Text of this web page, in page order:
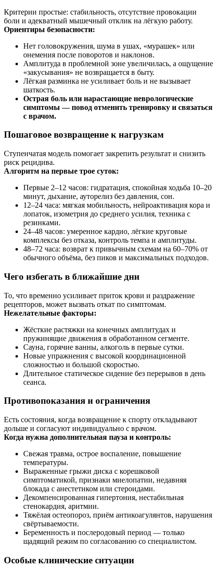
Критерии простые: стабильность, отсутствие провокации
боли и адекватный мышечный отклик на лёгкую работу.
Ориентиры безопасности:
Нет головокружения, шума в ушах, «мурашек» или
онемения после поворотов и наклонов.
Амплитуда в проблемной зоне увеличилась, а ощущение
«закусывания» не возвращается в быту.
Лёгкая разминка не усиливает боль и не вызывает
шаткость.
Острая боль или нарастающие неврологические
симптомы — повод отменить тренировку и связаться
с врачом.
Пошаговое возвращение к нагрузкам
Ступенчатая модель помогает закрепить результат и снизить
риск рецидива.
Алгоритм на первые трое суток:
Первые 2–12 часов: гидратация, спокойная ходьба 10–20
минут, дыхание, ауторелиз без давления, сон.
12–24 часа: мягкая мобильность, нейроактивация кора и
лопаток, изометрия до среднего усилия, техника с
резинками.
24–48 часов: умеренное кардио, лёгкие круговые
комплексы без отказа, контроль темпа и амплитуды.
48–72 часа: возврат к привычным схемам на 60–70% от
обычного объёма, без пиков и максимальных подходов.
Чего избегать в ближайшие дни
То, что временно усиливает приток крови и раздражение
рецепторов, может вызвать откат по симптомам.
Нежелательные факторы:
Жёсткие растяжки на конечных амплитудах и
пружинящие движения в обработанном сегменте.
Сауна, горячие ванны, алкоголь в первые сутки.
Новые упражнения с высокой координационной
сложностью и большой скоростью.
Длительное статическое сидение без перерывов в день
сеанса.
Противопоказания и ограничения
Есть состояния, когда возвращение к спорту откладывают
дольше и согласуют индивидуально с врачом.
Когда нужна дополнительная пауза и контроль:
Свежая травма, острое воспаление, повышение
температуры.
Выраженные грыжи диска с корешковой
симптоматикой, признаки миелопатии, недавняя
блокада с анестетиком или стероидами.
Декомпенсированная гипертония, нестабильная
стенокардия, аритмии.
Тяжёлая остеопороз, приём антикоагулянтов, нарушения
свёртываемости.
Беременность и послеродовый период — только
щадящий режим по согласованию со специалистом.
Особые клинические ситуации